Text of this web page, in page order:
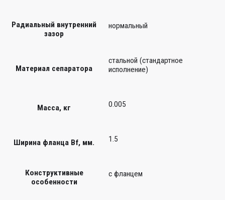
Радиальный внутренний
зазор
нормальный
Материал сепаратора
стальной (стандартное
исполнение)
Масса, кг 0.005
Ширина фланца Bf, мм. 1.5
Конструктивные
особенности
с фланцем